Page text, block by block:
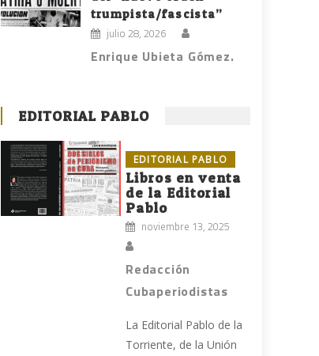
trumpista/fascista”
julio 28, 2026
Enrique Ubieta Gómez.
EDITORIAL PABLO
EDITORIAL PABLO
Libros en venta
de la Editorial
Pablo
noviembre 13, 2025
Redacción
Cubaperiodistas
La Editorial Pablo de la
Torriente, de la Unión